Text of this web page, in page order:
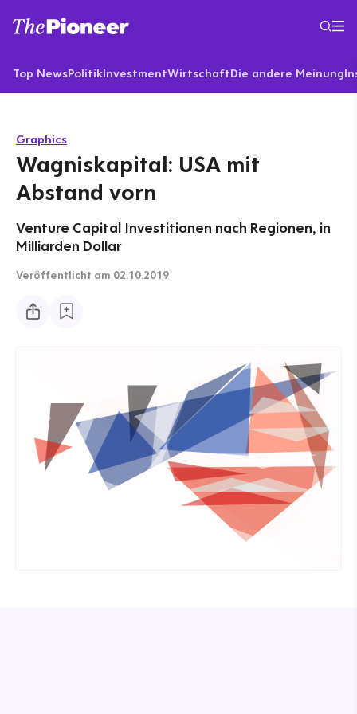
Top NewsPolitikInvestmentWirtschaftDie andere Meinung
Graphics
Wagniskapital: USA mit
Abstand vorn
Venture Capital Investitionen nach Regionen, in
Milliarden Dollar
Veröffentlicht am 02.10.2019